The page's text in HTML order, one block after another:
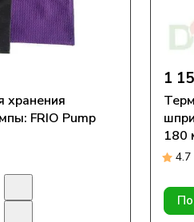
хранения
FRIO Pump
1
180
4.7